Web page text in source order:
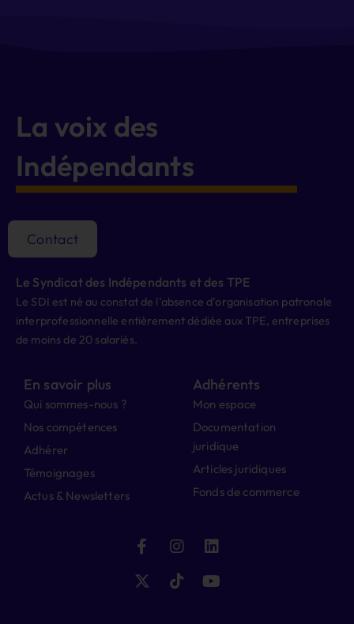
La voix des
Indépendants
Contact
Le Syndicat des Indépendants et des TPE
Le SDI est né au constat de l’absence d’organisation patronale
interprofessionnelle entièrement dédiée aux TPE, entreprises
de moins de 20 salariés.
En savoir plus
Qui sommes-nous ?
Nos compétences
Adhérer
Témoignages
Actus & Newsletters
Adhérents
Mon espace
Documentation
juridique
Articles juridiques
Fonds de commerce